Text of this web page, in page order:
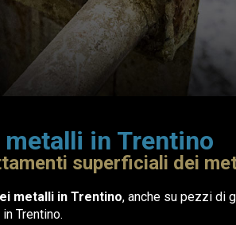
in Trentino
superficiali dei
metalli in Trentino, anche su pezzi di
Trentino.